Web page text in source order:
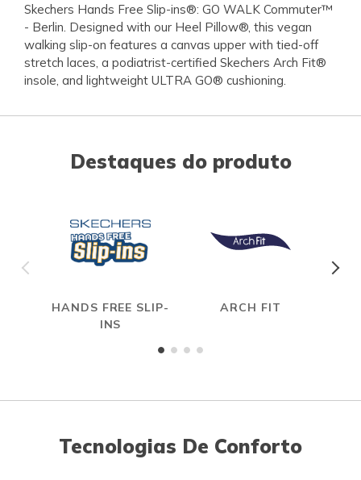
Skechers Hands Free Slip-ins®: GO WALK Commuter™
- Berlin. Designed with our Heel Pillow®, this vegan
walking slip-on features a canvas upper with tied-off
stretch laces, a podiatrist-certified Skechers Arch Fit®
insole, and lightweight ULTRA GO® cushioning.
Destaques do produto
HANDS FREE SLIP-
INS
ARCH FIT
Tecnologias De Conforto